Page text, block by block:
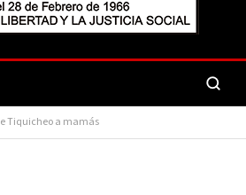
Tiquicheo a mamás